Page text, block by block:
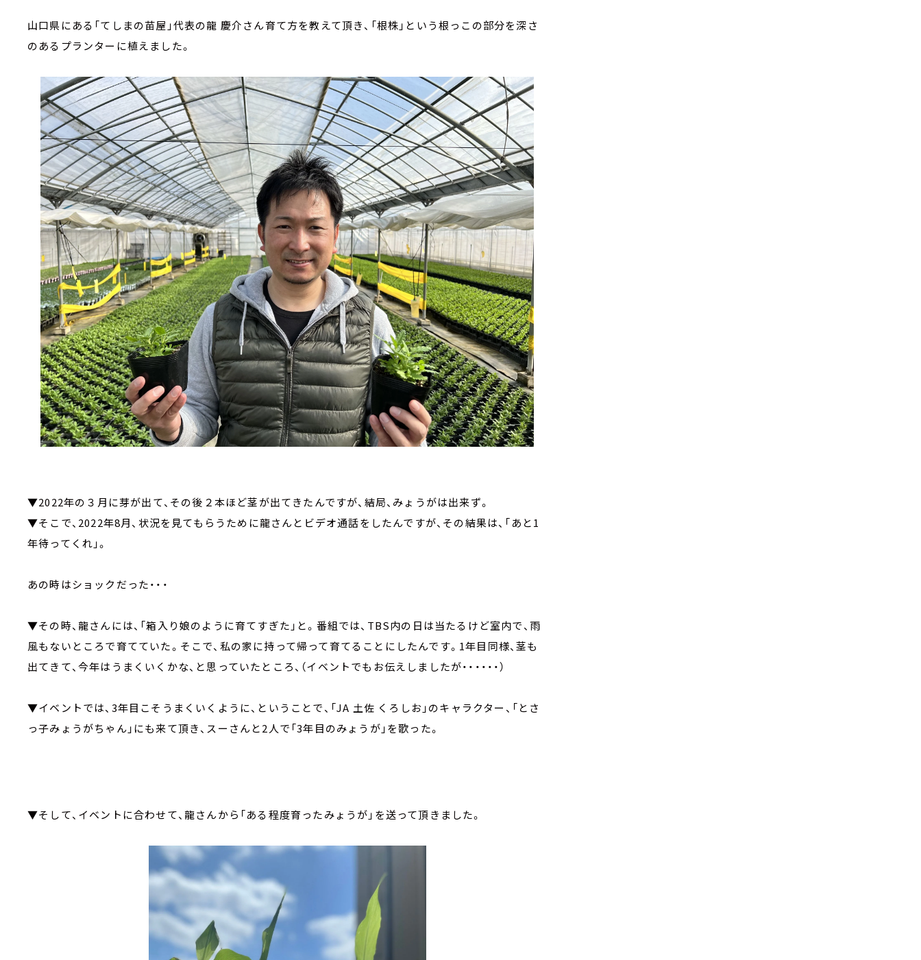
山口県にある「てしまの苗屋」代表の龍 慶介さん育て方を教えて頂き、「根株」という根っこの部分を深さ
のあるプランターに植えました。
▼2022年の３月に芽が出て、その後２本ほど茎が出てきたんですが、結局、みょうがは出来ず。
▼そこで、2022年8月、状況を見てもらうために龍さんとビデオ通話をしたんですが、その結果は、「あと1
年待ってくれ」。
あの時はショックだった・・・
▼その時、龍さんには、「箱入り娘のように育てすぎた」と。番組では、TBS内の日は当たるけど室内で、雨
風もないところで育てていた。そこで、私の家に持って帰って育てることにしたんです。1年目同様、茎も
出てきて、今年はうまくいくかな、と思っていたところ、（イベントでもお伝えしましたが・・・・・・）
▼イベントでは、3年目こそうまくいくように、ということで、「JA 土佐 くろしお」のキャラクター、「とさ
っ子みょうがちゃん」にも来て頂き、スーさんと2人で「3年目のみょうが」を歌った。
▼そして、イベントに合わせて、龍さんから「ある程度育ったみょうが」を送って頂きました。